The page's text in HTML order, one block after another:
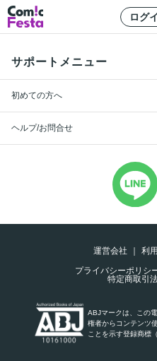
ログ
サポートメニュー
初めての方へ
ヘルプ/お問合せ
運営会社 利
プライバシーポリシ
特定商取引
ABJマークは、この
権者からコンテンツ
ことを示す登録商標